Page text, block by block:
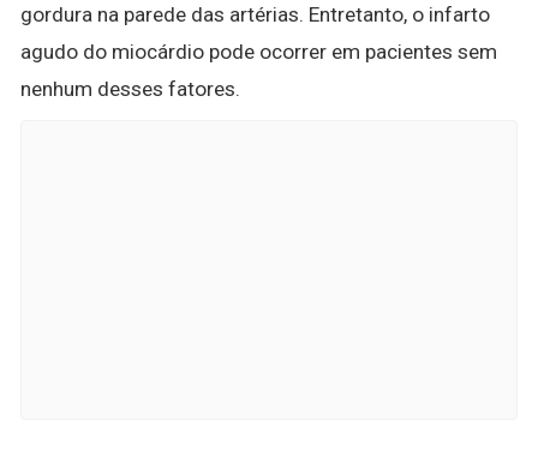
gordura na parede das artérias. Entretanto, o infarto
agudo do miocárdio pode ocorrer em pacientes sem
nenhum desses fatores.